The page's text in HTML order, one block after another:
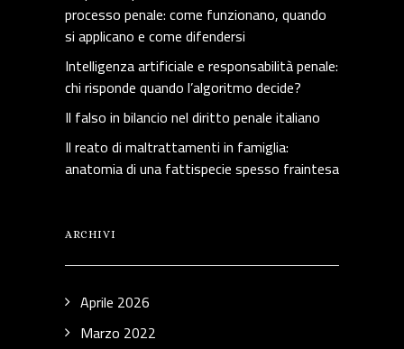
processo penale: come funzionano, quando
si applicano e come difendersi
Intelligenza artificiale e responsabilità penale:
chi risponde quando l’algoritmo decide?
Il falso in bilancio nel diritto penale italiano
Il reato di maltrattamenti in famiglia:
anatomia di una fattispecie spesso fraintesa
ARCHIVI
Aprile 2026
Marzo 2022